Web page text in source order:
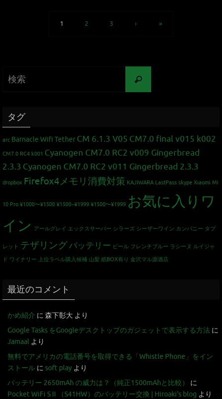
1 2 3 › »
タグ
arc Barnacle Wifi Tether CM 6.1.3 V05 CM7.0 final v015 k002
CM7.0 RC4 k001 Cyanogen CM7.0 RC2 v009 Gingerbread
2.3.3 Cyanogen CM7.0 RC2 v011 Gingerbread 2.3.3
dropbox Firefox4メモリ消費対策 KAJIWARA LastPass skype Xiaomi Mi
10 Pro ¥1000〜¥1500 ¥1500~¥1999 ¥1500〜¥1999 お気に入りワ
イン アールグレイ エックスサーバー シラーズ シーザーワイン カンパニー タブ
レット テザリングバッテリー ビール フレンチブルー ラシーヌ ルイジャ
ド ワイナリー 上位ラベル購入候補 山梨 紙BOX有り 金沢マル源酒店
最近のコメント
かめ紹介 に 森下彰大 より
Google Tasks をGoogleデスクトップのガジェットで表示する方法 に
Jamaal より
無料でアメリカの電話番号を取得できる「Whistle Phone」をイン
ストール に soft play より
バッテリー 2650mAh の威力は？（純正1500mAhと比較）
に
Pocket WiFi S II （S41HW）のバッテリー交換 | Hiroaki's blog より